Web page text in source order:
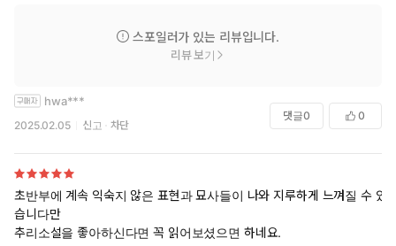
스포일러가 있는 리뷰입니다.
리뷰 보기
hwa***
2025.02.05 신고 차단
댓글0 0
초반부에 계속 익숙지 않은 표현과 묘사들이 나와 지루하게 느껴질 수 있
습니다만
추리소설을 좋아하신다면 꼭 읽어보셨으면 하네요.